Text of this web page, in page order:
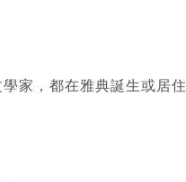
家，都在雅典誕生或居住